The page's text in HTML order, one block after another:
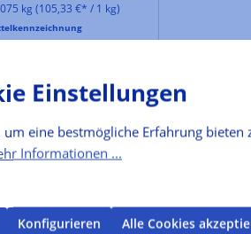
kg(105,33 €* / 1 kg)
Warenkorb
eine bestmögliche Erfahrung bieten
Informationen ...
Konfigurieren Alle Cookies